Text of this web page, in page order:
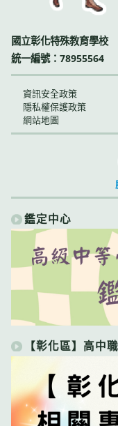
國立彰化特殊教育學校
統一編號：78955564
資訊安全政策
隱私權保護政策
網站地圖
鑑定中心
【彰化區】高中